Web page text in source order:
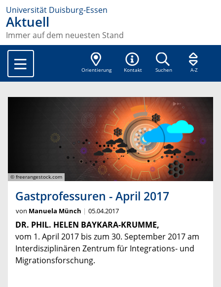
Universität Duisburg-Essen
Aktuell
Immer auf dem neuesten Stand
Orientierung Kontakt Suchen A-Z
© freerangestock.com
Gastprofessuren - April 2017
von Manuela Münch 05.04.2017
DR. PHIL. HELEN BAYKARA-KRUMME,
vom 1. April 2017 bis zum 30. September 2017 am
Interdisziplinären Zentrum für Integrations- und
Migrationsforschung.